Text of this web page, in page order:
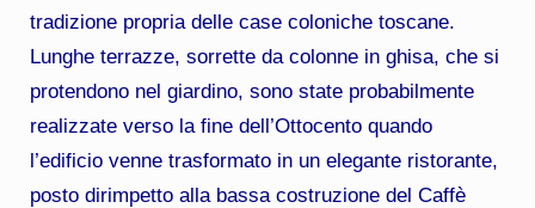
tradizione propria delle case coloniche toscane.
Lunghe terrazze, sorrette da colonne in ghisa, che si
protendono nel giardino, sono state probabilmente
realizzate verso la fine dell’Ottocento quando
l’edificio venne trasformato in un elegante ristorante,
posto dirimpetto alla bassa costruzione del Caffè